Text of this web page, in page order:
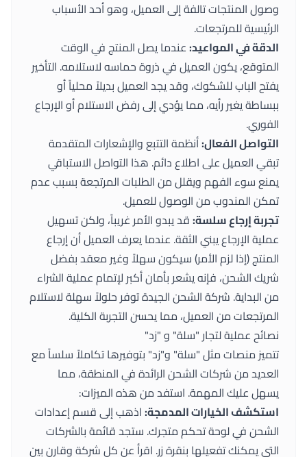
وصول المنتجات تالفة إلى العميل، وهو أحد الأسباب
الرئيسية للمرتجعات.
الدقة في المواعيد:عندما يصل المنتج في الوقت
المتوقع، يكون العميل في ذروة حماسه لاستلامه. التأخير
يفتح الباب للشكوك، وقد يجد العميل بديلاً محلياً أو
ببساطة يغير رأيه، مما يؤدي إلى رفض الاستلام أو الإرجاع
الفوري.
التواصل الفعال:أنظمة التتبع والإشعارات المتقدمة
تبقي العميل على اطلاع دائم. هذا التواصل الاستباقي
يمنع سوء الفهم ويقلل من الطلبات المرتجعة بسبب عدم
تمكن المندوب من الوصول للعميل.
تجربة إرجاع سلسة:قد يبدو الأمر غريباً، ولكن تسهيل
عملية الإرجاع يبني الثقة. عندما يعرف العميل أن إرجاع
المنتج (إذا لزم الأمر) سيكون سهلاً وغير معقد بفضل
شريك الشحن، فإنه يشعر بأمان أكبر لإتمام عملية الشراء
من البداية. شركة الشحن الجيدة توفر حلولاً سهلة لاستلام
المرتجعات من العميل، مما يحسن التجربة الكلية.
نصائح عملية لتجار "سلة" و "زد"
تتميز منصات مثل "سلة" و"زد" بتوفيرها تكاملاً سلساً مع
العديد من شركات الشحن الرائدة في المنطقة، مما
يسهل عليك المهمة. استفد من هذه الميزات:
استكشف الخيارات المدمجة:اذهب إلى قسم إعدادات
الشحن في لوحة تحكم متجرك. ستجد قائمة بالشركات
التي يمكنك تفعيلها بنقرة زر. اقرأ عن كل شركة وقارن بين